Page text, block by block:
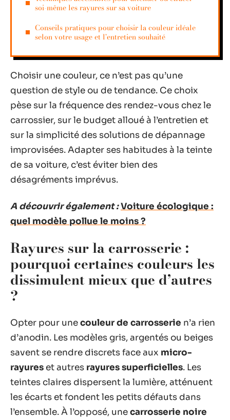
soi-même les rayures sur sa voiture
Conseils pratiques pour choisir la couleur idéale
selon votre usage et l’entretien souhaité
Choisir une couleur, ce n’est pas qu’une
question de style ou de tendance. Ce choix
pèse sur la fréquence des rendez-vous chez le
carrossier, sur le budget alloué à l’entretien et
sur la simplicité des solutions de dépannage
improvisées. Adapter ses habitudes à la teinte
de sa voiture, c’est éviter bien des
désagréments imprévus.
A découvrir également :Voiture écologique :
quel modèle pollue le moins ?
Rayures sur la carrosserie :
pourquoi certaines couleurs les
dissimulent mieux que d’autres
?
Opter pour unecouleur de carrosserie n’a rien
d’anodin. Les modèles gris, argentés ou beiges
savent se rendre discrets face aux micro-
rayures et autres rayures superficielles. Les
teintes claires dispersent la lumière, atténuent
les écarts et fondent les petits défauts dans
l’ensemble. À l’opposé, unecarrosserie noire